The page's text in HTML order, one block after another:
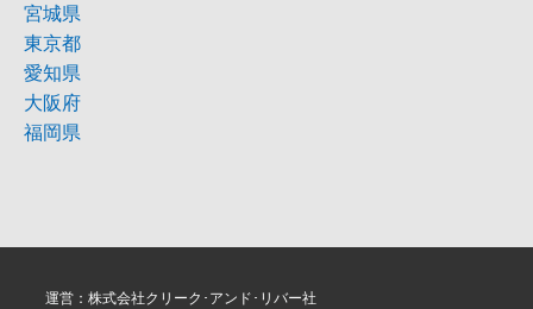
宮城県
東京都
愛知県
大阪府
福岡県
運営：株式会社クリーク･アンド･リバー社